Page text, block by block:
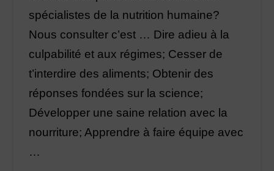
spécialistes de la nutrition humaine?
Nous consulter c’est … Dire adieu à la
culpabilité et aux régimes; Cesser de
t’interdire des aliments; Obtenir des
réponses fondées sur la science;
Développer une saine relation avec la
nourriture; Apprendre à faire équipe avec
…